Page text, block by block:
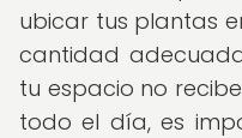
ubicar tus plantas
cantidad
tu espacio no
todo el día, es